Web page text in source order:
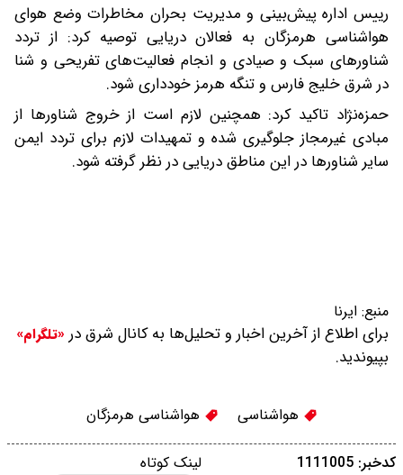
رییس اداره پیش‌بینی و مدیریت بحران مخاطرات وضع هوای
هواشناسی هرمزگان به فعالان دریایی توصیه کرد: از تردد
شناورهای سبک و صیادی و انجام فعالیت‌های تفریحی و شنا
در شرق خلیج فارس و تنگه هرمز خودداری شود.
حمزه‌نژاد تاکید کرد: همچنین لازم است از خروج شناورها از
مبادی غیرمجاز جلوگیری شده و تمهیدات لازم برای تردد ایمن
سایر شناورها در این مناطق دریایی در نظر گرفته شود.
منبع: ایرنا
برای اطلاع از آخرین اخبار و تحلیل‌ها به کانال شرق در «تلگرام»
بپیوندید.
هواشناسی هواشناسی هرمزگان
لینک کوتاه کدخبر: 1111005